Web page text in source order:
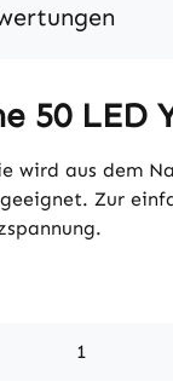
50 LED
wird aus
Zur
1